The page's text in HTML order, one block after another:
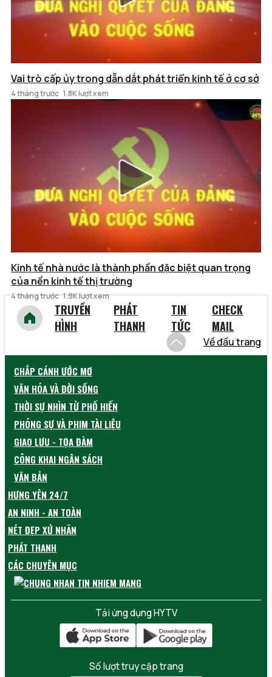
Vai trò cấp ủy trong dẫn dắt phát triển kinh tế ở cơ sở
4 tháng trước 1.8K lượt xem
Kinh tế nhà nước là thành phần đặc biệt quan trọng
của nền kinh tế thị trường
4 tháng trước 1.9K lượt xem
TRUYỀN
HÌNH
PHÁT
THANH
TIN
TỨC
CHECK
MAIL
Về đầu trang
CHẮP CÁNH ƯỚC MƠ
VĂN HÓA VÀ ĐỜI SỐNG
THỜI SỰ NHÌN TỪ PHỐ HIẾN
PHÓNG SỰ VÀ PHIM TÀI LIỆU
GIAO LƯU - TỌA ĐÀM
CÔNG KHAI NGÂN SÁCH
VĂN BẢN
HƯNG YÊN 24/7
AN NINH - AN TOÀN
NÉT ĐẸP XỨ NHÃN
PHÁT THANH
CÁC CHUYÊN MỤC
Tải ứng dụng HYTV
Số lượt truy cập trang